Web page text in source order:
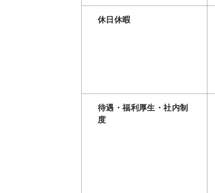
休日休暇
待遇・福利厚生・社内制
度